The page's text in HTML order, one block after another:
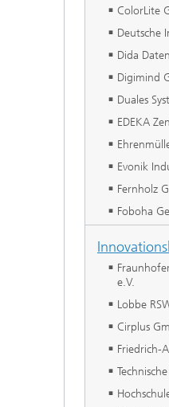
ColorLite
Deutsche
Dida
Digimind
Duales
EDEKA
Evonik
Fernholz
Foboha
e.V.
Lobbe
Cirplus
Friedrich-